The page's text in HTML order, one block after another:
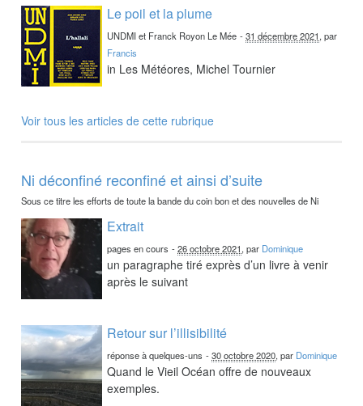
Le poil et la plume
UNDMI et Franck Royon Le Mée -31 décembre 2021, par
Francis
in Les Météores, Michel Tournier
Voir tous les articles de cette rubrique
Ni déconfiné reconfiné et ainsi d’suite
Sous ce titre les efforts de toute la bande du coin bon et des nouvelles de Ni
Extrait
pages en cours -26 octobre 2021, par Dominique
un paragraphe tiré exprès d’un livre à venir
après le suivant
Retour sur l’illisibilité
réponse à quelques-uns -30 octobre 2020, par Dominique
Quand le Vieil Océan offre de nouveaux
exemples.